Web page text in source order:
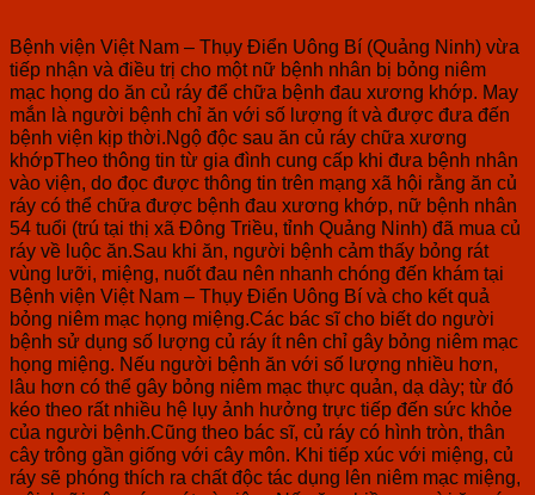
Bệnh viện Việt Nam – Thụy Điển Uông Bí (Quảng Ninh) vừa
tiếp nhận và điều trị cho một nữ bệnh nhân bị bỏng niêm
mạc họng do ăn củ ráy để chữa bệnh đau xương khớp. May
mắn là người bệnh chỉ ăn với số lượng ít và được đưa đến
bệnh viện kịp thời.Ngộ độc sau ăn củ ráy chữa xương
khớpTheo thông tin từ gia đình cung cấp khi đưa bệnh nhân
vào viện, do đọc được thông tin trên mạng xã hội rằng ăn củ
ráy có thể chữa được bệnh đau xương khớp, nữ bệnh nhân
54 tuổi (trú tại thị xã Đông Triều, tỉnh Quảng Ninh) đã mua củ
ráy về luộc ăn.Sau khi ăn, người bệnh cảm thấy bỏng rát
vùng lưỡi, miệng, nuốt đau nên nhanh chóng đến khám tại
Bệnh viện Việt Nam – Thụy Điển Uông Bí và cho kết quả
bỏng niêm mạc họng miệng.Các bác sĩ cho biết do người
bệnh sử dụng số lượng củ ráy ít nên chỉ gây bỏng niêm mạc
họng miệng. Nếu người bệnh ăn với số lượng nhiều hơn,
lâu hơn có thể gây bỏng niêm mạc thực quản, dạ dày; từ đó
kéo theo rất nhiều hệ lụy ảnh hưởng trực tiếp đến sức khỏe
của người bệnh.Cũng theo bác sĩ, củ ráy có hình tròn, thân
cây trông gần giống với cây môn. Khi tiếp xúc với miệng, củ
ráy sẽ phóng thích ra chất độc tác dụng lên niêm mạc miệng,